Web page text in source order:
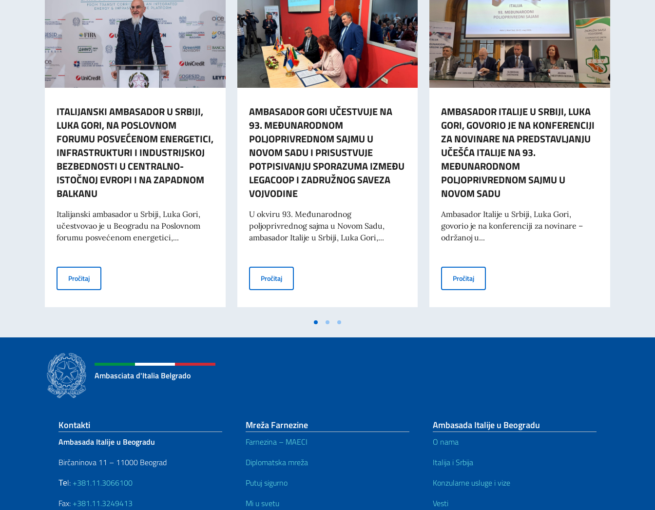
ITALIJANSKI AMBASADOR U SRBIJI,
LUKA GORI, NA POSLOVNOM
FORUMU POSVEĆENOM ENERGETICI,
INFRASTRUKTURI I INDUSTRIJSKOJ
BEZBEDNOSTI U CENTRALNO-
ISTOČNOJ EVROPI I NA ZAPADNOM
BALKANU
Italijanski ambasador u Srbiji, Luka Gori,
učestvovao je u Beogradu na Poslovnom
forumu posvećenom energetici,...
PročitajITALIJANSKI AMBASADOR U SRBIJI, LUKA GORI, NA POSLOVNOM FORUMU POSVEĆENOM ENERGETICI, INFRASTRUKTURI I INDUSTRIJSKOJ BEZBEDNOSTI U CENTRALNO-ISTOČNOJ EVROPI I
AMBASADOR GORI UČESTVUJE NA
93. MEĐUNARODNOM
POLJOPRIVREDNOM SAJMU U
NOVOM SADU I PRISUSTVUJE
POTPISIVANJU SPORAZUMA IZMEĐU
LEGACOOP I ZADRUŽNOG SAVEZA
VOJVODINE
U okviru 93. Međunarodnog
poljoprivrednog sajma u Novom Sadu,
ambasador Italije u Srbiji, Luka Gori,...
PročitajAMBASADOR GORI UČESTVUJE NA 93. MEĐUNARODNOM POLJOPRIVREDNOM SAJMU U NOVOM SADU I PRISUSTVUJE
AMBASADOR ITALIJE U SRBIJI, LUKA
GORI, GOVORIO JE NA KONFERENCIJI
ZA NOVINARE NA PREDSTAVLJANJU
UČEŠĆA ITALIJE NA 93.
MEĐUNARODNOM
POLJOPRIVREDNOM SAJMU U
NOVOM SADU
Ambasador Italije u Srbiji, Luka Gori,
govorio je na konferenciji za novinare –
održanoj u...
PročitajAMBASADOR ITALIJE U SRBIJI, LUKA GORI, GOVORIO JE NA
Ambasciata d'Italia Belgrado
Footer section
Kontakti
Ambasada Italije u Beogradu
Birčaninova 11 – 11000 Beograd
Теl: +381.11.3066100
Fax: +381.11.3249413
Mreža Farnezine
Farnezina – MAECI
Diplomatska mreža
Putuj sigurno
Mi u svetu
Ambasada Italije u Beogradu
O nama
Italija i Srbija
Konzularne usluge i vize
Vesti